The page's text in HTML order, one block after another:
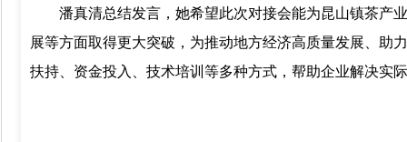
潘真清总结发言，她希望此次对接会能为昆山镇茶产
展等方面取得更大突破，为推动地方经济高质量发展、助
扶持、资金投入、技术培训等多种方式，帮助企业解决实